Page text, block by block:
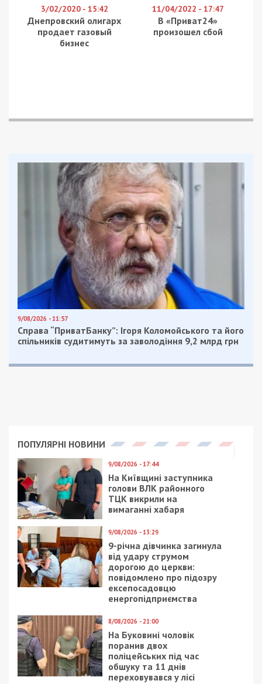
3/02/2020 - 15:42
Днепровский олигарх
продает газовый
бизнес
11/04/2022 - 17:47
В «Приват24»
произошел сбой
9/08/2026 - 11:57
Справа “ПриватБанку”: Ігоря Коломойського та його
спільників судитимуть за заволодіння 9,2 млрд грн
ПОПУЛЯРНІ НОВИНИ
9/08/2026 - 17:44
На Київщині заступника
голови ВЛК районного
ТЦК викрили на
вимаганні хабаря
9/08/2026 - 13:29
9-річна дівчинка загинула
від удару струмом
дорогою до церкви:
повідомлено про підозру
ексепосадовцю
енергопідприємства
8/08/2026 - 21:00
На Буковині чоловік
поранив двох
поліцейських під час
обшуку та 11 днів
переховувався у лісі